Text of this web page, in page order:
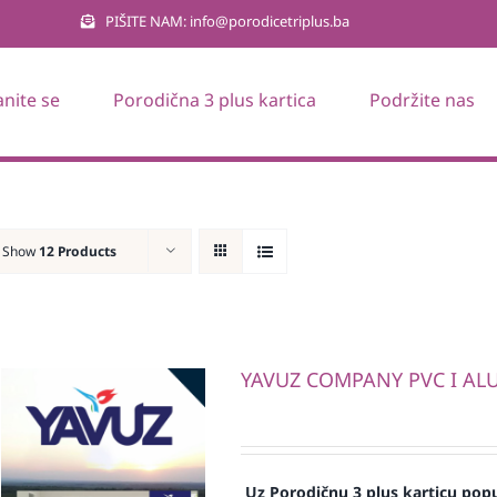
PIŠITE NAM: info@porodicetriplus.ba
se Porodična 3 plus kartica Podržite nas
Show 12 Products
YAVUZ COMPANY PVC I
Uz Porodičnu 3 plus karticu